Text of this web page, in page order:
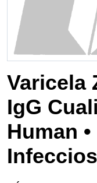
Varicela
IgG
Human